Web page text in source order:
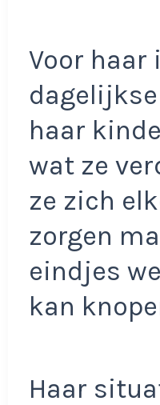
Voor haar
haar
wat ze
ze zich
zorgen
eindjes
kan
Haar